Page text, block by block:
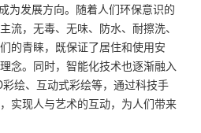
为发展方向。随着人们环保意识的
流，无毒、无味、防水、耐擦洗、
的青睐，既保证了居住和使用安
念。同时，智能化技术也逐渐融入
绘、互动式彩绘等，通过科技手
实现人与艺术的互动，为人们带来